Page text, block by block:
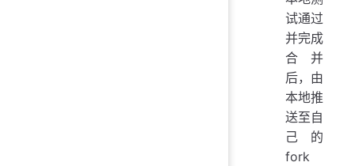
试通过
并完成
合并
后，由
本地推
送至自
己的
fork